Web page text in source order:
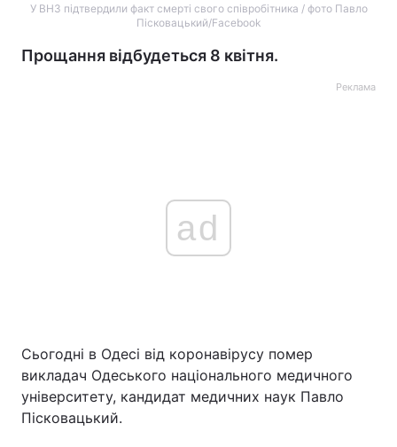
У ВНЗ підтвердили факт смерті свого співробітника / фото Павло
Пісковацький/Facebook
Прощання відбудеться 8 квітня.
Реклама
ad
Сьогодні в Одесі від коронавірусу помер
викладач Одеського національного медичного
університету, кандидат медичних наук Павло
Пісковацький.